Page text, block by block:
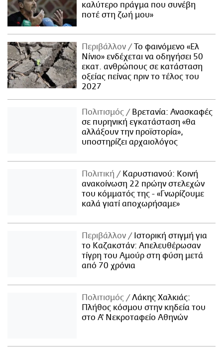
καλύτερο πράγμα που συνέβη
ποτέ στη ζωή μου»
Περιβάλλον
Το φαινόμενο «Ελ
Νίνιο» ενδέχεται να οδηγήσει 50
εκατ. ανθρώπους σε κατάσταση
οξείας πείνας πριν το τέλος του
2027
Πολιτισμός
Βρετανία: Ανασκαφές
σε πυρηνική εγκατάσταση «θα
αλλάξουν την προϊστορία»,
υποστηρίζει αρχαιολόγος
Πολιτική
Καρυστιανού: Κοινή
ανακοίνωση 22 πρώην στελεχών
του κόμματός της - «Γνωρίζουμε
καλά γιατί αποχωρήσαμε»
Περιβάλλον
Ιστορική στιγμή για
το Καζακστάν: Απελευθέρωσαν
τίγρη του Αμούρ στη φύση μετά
από 70 χρόνια
Πολιτισμός
Λάκης Χαλκιάς:
Πλήθος κόσμου στην κηδεία του
στο Α' Νεκροταφείο Αθηνών